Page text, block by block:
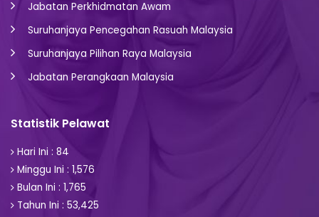
Jabatan Perkhidmatan Awam
Suruhanjaya Pencegahan Rasuah Malaysia
Suruhanjaya Pilihan Raya Malaysia
Jabatan Perangkaan Malaysia
Statistik Pelawat
Hari Ini : 84
Minggu Ini : 1,576
Bulan Ini : 1,765
Tahun Ini : 53,425